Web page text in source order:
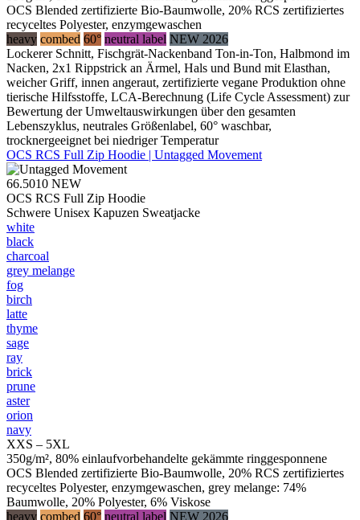
OCS Blended zertifizierte Bio-Baumwolle, 20% RCS zertifiziertes
recyceltes Polyester, enzymgewaschen
heavy combed 60° neutral label NEW 2026
Lockerer Schnitt, Fischgrät-Nackenband Ton-in-Ton, Halbmond im
Nacken, 2x1 Rippstrick an Ärmel, Hals und Bund mit Elasthan,
weicher Griff, innen angeraut, zertifizierte vegane Produktion ohne
tierische Hilfsstoffe, LCA-Berechnung (Life Cycle Assessment) zur
Bewertung der Umweltauswirkungen über den gesamten
Lebenszyklus, neutrales Größenlabel, 60° waschbar,
trocknergeeignet bei niedriger Temperatur
OCS RCS Full Zip Hoodie | Untagged Movement
66.5010 NEW
OCS RCS Full Zip Hoodie
Schwere Unisex Kapuzen Sweatjacke
white
black
charcoal
grey melange
fog
birch
latte
thyme
sage
ray
brick
prune
aster
orion
navy
XXS – 5XL
350g/m², 80% einlaufvorbehandelte gekämmte ringgesponnene
OCS Blended zertifizierte Bio-Baumwolle, 20% RCS zertifiziertes
recyceltes Polyester, enzymgewaschen, grey melange: 74%
Baumwolle, 20% Polyester, 6% Viskose
heavy combed 60° neutral label NEW 2026